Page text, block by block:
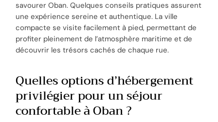
savourer Oban. Quelques conseils pratiques assurent
une expérience sereine et authentique. La ville
compacte se visite facilement à pied, permettant de
profiter pleinement de l’atmosphère maritime et de
découvrir les trésors cachés de chaque rue.
Quelles options d’hébergement
privilégier pour un séjour
confortable à Oban ?